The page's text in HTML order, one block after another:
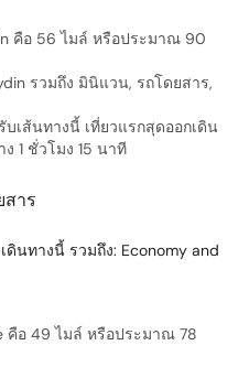
คือ 56 ไมล์ หรือประมาณ 90
รวมถึง มินิแวน, รถโดยสาร,
เส้นทางนี้ เที่ยวแรกสุดออกเดิน
ง 1 ชั่วโมง 15 นาที
สาร
นทางนี้ รวมถึง: Economy and
คือ 49 ไมล์ หรือประมาณ 78